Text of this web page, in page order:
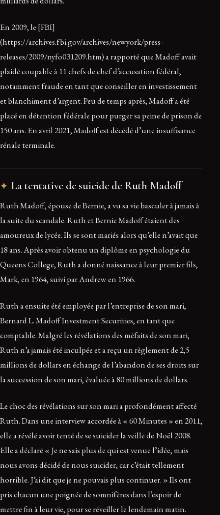
En 2009, le [FBI]
(https://archives.fbi.gov/archives/newyork/press-
releases/2009/nyfo031209.htm) a rapporté que Madoff avait
plaidé coupable à 11 chefs de chef d’accusation fédéral,
notamment fraude en tant que conseiller en investissement
et blanchiment d’argent. Peu de temps après, Madoff a été
placé en détention fédérale pour purger sa peine de prison de
150 ans. En avril 2021, Madoff est décédé d’une insuffisance
rénale terminale.
La tentative de suicide de Ruth Madoff
Ruth Madoff, épouse de Bernie, a vu sa vie basculer à jamais à
la suite du scandale. Ruth et Bernie Madoff étaient des
amoureux de lycée. Ils se sont mariés alors qu’elle n’avait que
18 ans. Après avoir obtenu un diplôme en psychologie du
Queens College, Ruth a donné naissance à leur premier fils,
Mark, en 1964, suivi par Andrew en 1966.
Ruth a ensuite été employée par l’entreprise de son mari,
Bernard L. Madoff Investment Securities, en tant que
comptable. Malgré les révélations des méfaits de son mari,
Ruth n’a jamais été inculpée et a reçu un règlement de 2,5
millions de dollars en échange de l’abandon de ses droits sur
la succession de son mari, évaluée à 80 millions de dollars.
Le choc des révélations sur son mari a profondément affecté
Ruth. Dans une interview accordée à « 60 Minutes » en 2011,
elle a révélé avoir tenté de se suicider la veille de Noël 2008.
Elle a déclaré « Je ne sais plus de qui est venue l’idée, mais
nous avons décidé de nous suicider, car c’était tellement
horrible. J’ai dit que je ne pouvais plus continuer. » Ils ont
pris chacun une poignée de somnifères dans l’espoir de
mettre fin à leur vie, pour se réveiller le lendemain matin.